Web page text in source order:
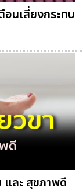
อนเสี่ยงกระทบ
และ สุขภาพดี